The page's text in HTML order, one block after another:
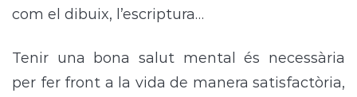
com el dibuix, l’escriptura…
Tenir una bona salut mental és necessària
per fer front a la vida de manera satisfactòria,